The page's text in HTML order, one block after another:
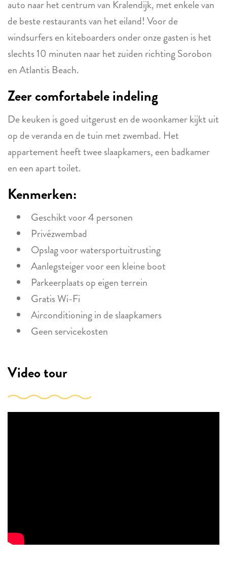
auto naar het centrum van Kralendijk, met enkele van
de beste restaurants van het eiland! Voor de
windsurfers en kiteboarders onder onze gasten is het
slechts 10 minuten naar het zuiden richting Sorobon
en Atlantis Beach.
Zeer comfortabele indeling
De keuken is goed uitgerust en de woonkamer kijkt uit
op de veranda en de tuin met zwembad. Het
appartement heeft twee slaapkamers, een badkamer
en een apart toilet.
Kenmerken:
Geschikt voor 4 personen
Privézwembad
Opslag voor watersportuitrusting
Aanlegsteiger voor een kleine boot
Parkeerplaats op eigen terrein
Gratis Wi-Fi
Airconditioning in de slaapkamers
Geen servicekosten
Video tour